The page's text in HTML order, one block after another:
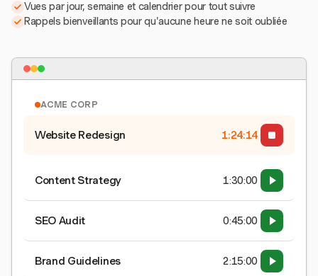
Vues par jour, semaine et calendrier pour tout suivre
Rappels bienveillants pour qu'aucune heure ne soit oubliée
ACME CORP
Website Redesign 1:24:15
Content Strategy 1:30:00
SEO Audit 0:45:00
Brand Guidelines 2:15:00